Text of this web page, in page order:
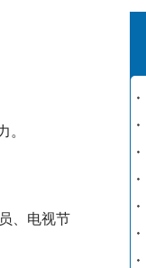
。
、电视节